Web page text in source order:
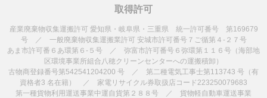
取得許可
産業廃棄物収集運搬許可 愛知県・岐阜県・三重県 統一許可番号 第169679
号 ／ 一般廃棄物収集運搬業許可 安城市許可番号７ご循第４-２７号
あま市許可番６あ環第６-５号 ／ 弥富市許可番号６弥環第１１６号（海部地
区環境事業所組合八穂クリーンセンターへの運搬積卸）
古物商登録番号第542541204200 号 ／ 第二種電気工事士第113743 号（有
資格者3 名在籍） ／ 家電リサイクル券取扱店コード223250079683
第一種貨物利用運送事業中運自貨第２８８号 ／ 貨物軽自動車運送事業